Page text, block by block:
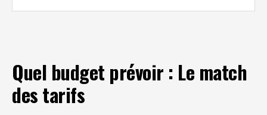
Quel budget prévoir : Le match
des tarifs